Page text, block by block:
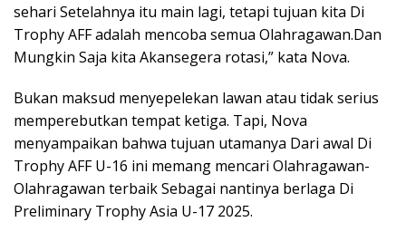
sehari Setelahnya itu main lagi, tetapi tujuan kita Di
Trophy AFF adalah mencoba semua Olahragawan.Dan
Mungkin Saja kita Akansegera rotasi,” kata Nova.
Bukan maksud menyepelekan lawan atau tidak serius
memperebutkan tempat ketiga. Tapi, Nova
menyampaikan bahwa tujuan utamanya Dari awal Di
Trophy AFF U-16 ini memang mencari Olahragawan-
Olahragawan terbaik Sebagai nantinya berlaga Di
Preliminary Trophy Asia U-17 2025.